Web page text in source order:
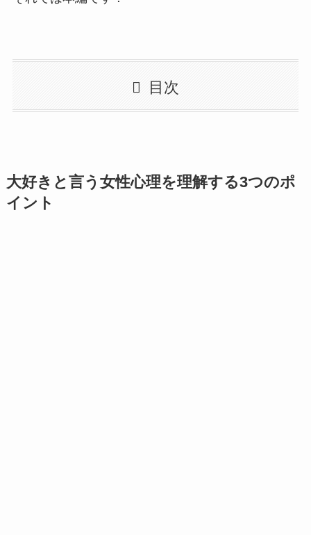
目次
大好きと言う女性心理を理解する3つのポ
イント